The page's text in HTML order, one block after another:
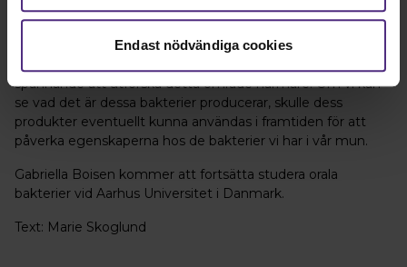
Endast nödvändiga cookies
– Trots att många studier visar en effekt av probiotiska
bakterier så är det inte något specifikt som kommit fram
spännande att utforska detta område närmare. Om vi kan
se vad det är dessa bakterier producerar, skulle dess
produkter eventuellt kunna användas i framtiden för att
påverka egenskaperna hos de bakterier vi har i vår mun.
Gabriella Boisen kommer att fortsätta studera orala
bakterier vid Aarhus Universitet i Danmark.
Text: Marie Skoglund